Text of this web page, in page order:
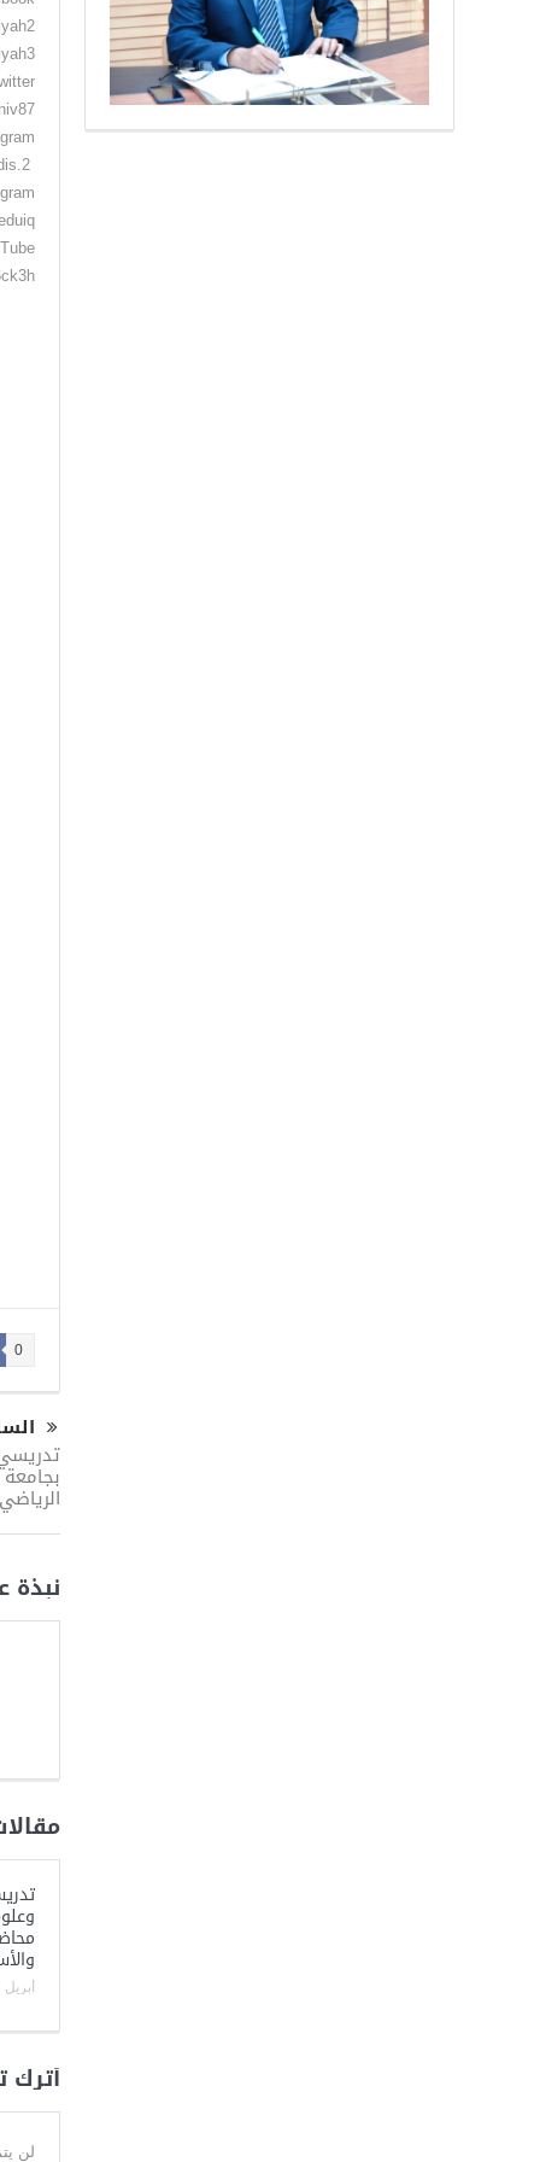
‏https://facebook.com/qadisiyah2
‏https://facebook.com/qadisiyah3
‏Twitter:
‏https://twitter.com/qu_univ87
‏ https://www.instagram.com/qdis.2
‏https://t.me/queduiq
‏YouTube:
‏https://youtube.com/@user-lx8qe6ck3h
0
تدريسي
نبذة
أبريل 27, 2024
أترك
لن